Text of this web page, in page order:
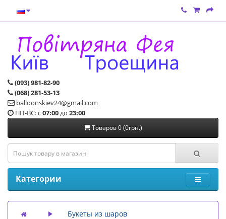
(093) 981-82-90
(068) 281-53-13
balloonskiev24@gmail.com
ПН-ВС: с07:00до 23:00
Товаров 0 (0грн.)
Категории
Букеты из шаров